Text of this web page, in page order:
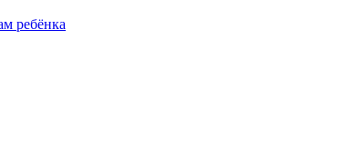
ребёнка